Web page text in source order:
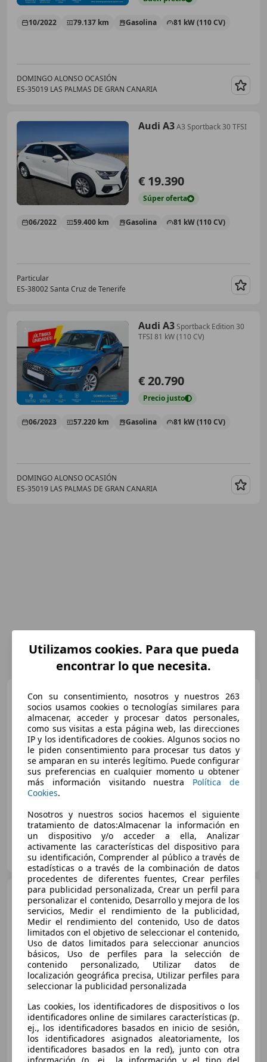
10/2022 79.137 km Gasolina 81 kW (110 CV)
DOMINGO ALONSO OCASIÓN
ES-35019 LAS PALMAS DE GRAN CANARIA
Audi A3A3 Sportback 30 TFSI
€ 19.390
Súperoferta
06/2022 59.400 km Gasolina 81 kW (110 CV)
Particular
ES-38002 Santa Cruz de Tenerife
Audi A3Sportback Edition 30
TFSI 81 kW (110 CV)
€ 20.790
Precio justo
06/2023 57.220 km Gasolina 81 kW (110 CV)
DOMINGO ALONSO OCASIÓN
ES-35019 LAS PALMAS DE GRAN CANARIA
Audi A3
Sedán Edition 30 TFSI
81 kW (110 CV)
€ 17.990
Súper oferta
03/2023
DOMINGO ALONSO OCASIÓN
ES-35019 LAS PALMAS DE GRAN CANARIA
Audi A3 Sportback Edition e-
hybrid 150 kW (204 CV) S troni
€ 27.790
Sincomparación
10/2025 8.327 km
Electro/Gasolina
150 kW (204 CV)
Utilizamos cookies. Para que pueda
encontrar lo que necesita.
Con su consentimiento, nosotros y nuestros 263
socios usamos cookies o tecnologías similares para
almacenar, acceder y procesar datos personales,
como sus visitas a esta página web, las direcciones
IP y los identificadores de cookies. Algunos socios no
le piden consentimiento para procesar tus datos y
se amparan en su interés legítimo. Puede configurar
sus preferencias en cualquier momento u obtener
más información visitando nuestra Política de
Cookies.
Nosotros y nuestros socios hacemos el siguiente
tratamiento de datos:Almacenar la información en
un dispositivo y/o acceder a ella, Analizar
activamente las características del dispositivo para
su identificación, Comprender al público a través de
estadísticas o a través de la combinación de datos
procedentes de diferentes fuentes, Crear perfiles
para publicidad personalizada, Crear un perfil para
personalizar el contenido, Desarrollo y mejora de los
servicios, Medir el rendimiento de la publicidad,
Medir el rendimiento del contenido, Uso de datos
limitados con el objetivo de seleccionar el contenido,
Uso de datos limitados para seleccionar anuncios
básicos, Uso de perfiles para la selección de
contenido personalizado, Utilizar datos de
localización geográfica precisa, Utilizar perfiles para
seleccionar la publicidad personalizada
Las cookies, los identificadores de dispositivos o los
identificadores online de similares características (p.
ej., los identificadores basados en inicio de sesión,
los identificadores asignados aleatoriamente, los
identificadores basados en la red), junto con otra